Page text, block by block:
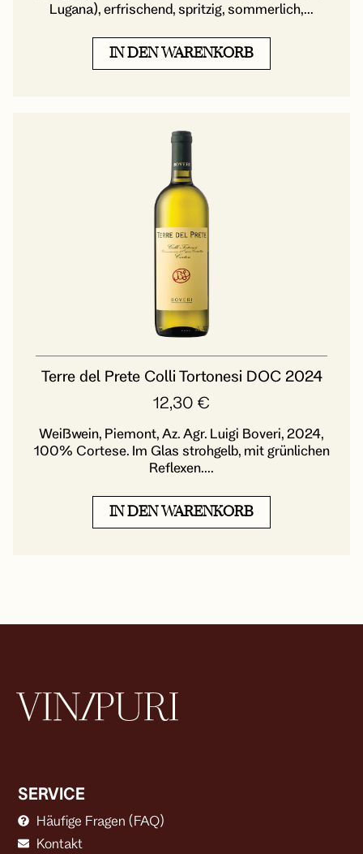
Lugana), erfrischend, spritzig, sommerlich,...
IN DEN WARENKORB
Terre del Prete Colli Tortonesi DOC 2024
12,30 €
Weißwein, Piemont, Az. Agr. Luigi Boveri, 2024,
100% Cortese. Im Glas strohgelb, mit grünlichen
Reflexen....
IN DEN WARENKORB
SERVICE
Häufige Fragen (FAQ)
Kontakt